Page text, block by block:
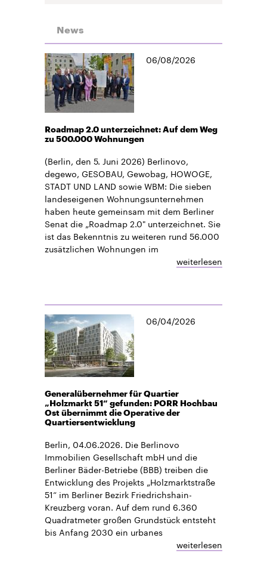
News
06/08/2026
Roadmap 2.0 unterzeichnet: Auf dem Weg
zu 500.000 Wohnungen
(Berlin, den 5. Juni 2026) Berlinovo,
degewo, GESOBAU, Gewobag, HOWOGE,
STADT UND LAND sowie WBM: Die sieben
landeseigenen Wohnungsunternehmen
haben heute gemeinsam mit dem Berliner
Senat die „Roadmap 2.0" unterzeichnet. Sie
ist das Bekenntnis zu weiteren rund 56.000
zusätzlichen Wohnungen im
weiterlesen
06/04/2026
Generalübernehmer für Quartier
„Holzmarkt 51“ gefunden: PORR Hochbau
Ost übernimmt die Operative der
Quartiersentwicklung
Berlin, 04.06.2026. Die Berlinovo
Immobilien Gesellschaft mbH und die
Berliner Bäder-Betriebe (BBB) treiben die
Entwicklung des Projekts „Holzmarktstraße
51“ im Berliner Bezirk Friedrichshain-
Kreuzberg voran. Auf dem rund 6.360
Quadratmeter großen Grundstück entsteht
bis Anfang 2030 ein urbanes
weiterlesen